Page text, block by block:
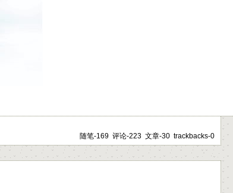
随笔-169 评论-223 文章-30 trackbacks-0